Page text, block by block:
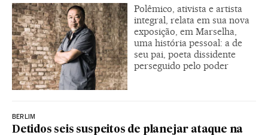
Polêmico, ativista e artista
integral, relata em sua nova
exposição, em Marselha,
uma história pessoal: a de
seu pai, poeta dissidente
perseguido pelo poder
BERLIM
Detidos seis suspeitos de planejar ataque na